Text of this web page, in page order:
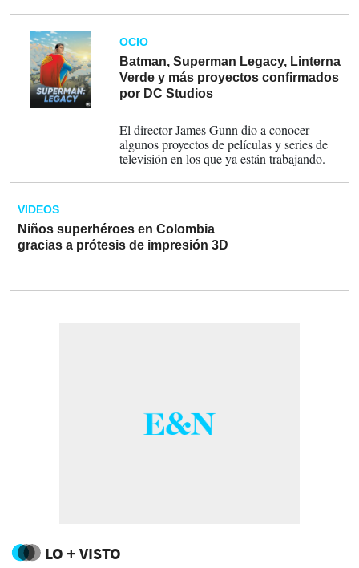
OCIO
Batman, Superman Legacy, Linterna
Verde y más proyectos confirmados
por DC Studios
El director James Gunn dio a conocer
algunos proyectos de películas y series de
televisión en los que ya están trabajando.
VIDEOS
Niños superhéroes en Colombia
gracias a prótesis de impresión 3D
LO + VISTO